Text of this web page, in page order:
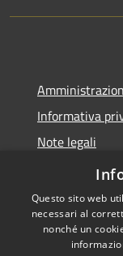
Informativa
Note legali
Dichiarazione
Questo sito web
necessari al
nonché un